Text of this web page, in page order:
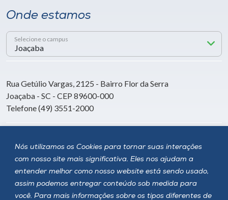
Nós utilizamos os Cookies para tornar suas interações
com nosso site mais significativa. Eles nos ajudam a
entender melhor como nosso website está sendo usado,
assim podemos entregar conteúdo sob medida para
você. Para mais informações sobre os tipos diferentes de
Onde estamos
Selecione o campus
Rua Getúlio Vargas, 2125 - Bairro Flor da Serra
Joaçaba - SC - CEP 89600-000
Telefone (49) 3551-2000
Siga a Unoesc